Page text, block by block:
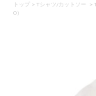
トップ > Tシャツ/カットソー >
O）